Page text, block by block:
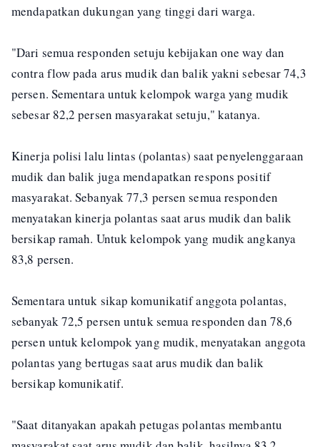
mendapatkan dukungan yang tinggi dari warga.
"Dari semua responden setuju kebijakan one way dan
contra flow pada arus mudik dan balik yakni sebesar 74,3
persen. Sementara untuk kelompok warga yang mudik
sebesar 82,2 persen masyarakat setuju," katanya.
Kinerja polisi lalu lintas (polantas) saat penyelenggaraan
mudik dan balik juga mendapatkan respons positif
masyarakat. Sebanyak 77,3 persen semua responden
menyatakan kinerja polantas saat arus mudik dan balik
bersikap ramah. Untuk kelompok yang mudik angkanya
83,8 persen.
Sementara untuk sikap komunikatif anggota polantas,
sebanyak 72,5 persen untuk semua responden dan 78,6
persen untuk kelompok yang mudik, menyatakan anggota
polantas yang bertugas saat arus mudik dan balik
bersikap komunikatif.
"Saat ditanyakan apakah petugas polantas membantu